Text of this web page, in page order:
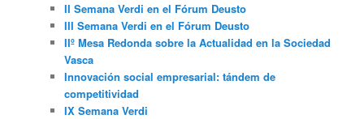
II Semana Verdi en el Fórum Deusto
III Semana Verdi en el Fórum Deusto
IIº Mesa Redonda sobre la Actualidad en la Sociedad
Vasca
Innovación social empresarial: tándem de
competitividad
IX Semana Verdi